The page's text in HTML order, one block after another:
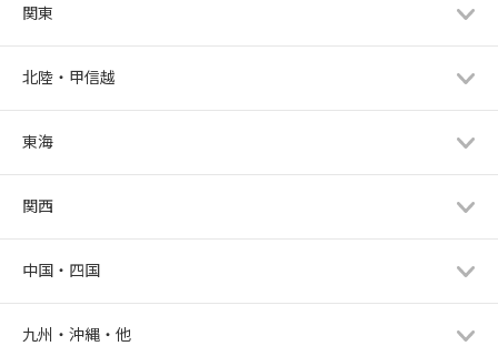
関東
北陸・甲信越
東海
関西
中国・四国
九州・沖縄・他